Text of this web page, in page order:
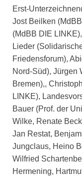
Erst-
Jost Beilken
(MdBB DIE
Lieder
Friedensforum),
Nord-Süd), Jürgen
Bremen),,
LINKE),
Bauer (Prof. der
Wilke, Renate
Jan Restat,
Jungclaus, Heino
Wilfried
Hermening,